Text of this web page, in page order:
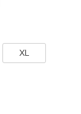
XL